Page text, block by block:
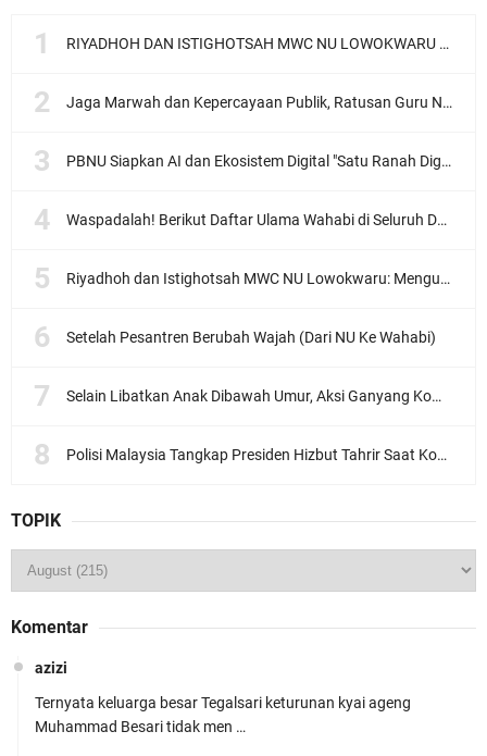
RIYADHOH DAN ISTIGHOTSAH MWC NU LOWOKWARU Menyambut Muktamar NU ke-35, Meneguhkan Sanad Laku Para Muassis
Jaga Marwah dan Kepercayaan Publik, Ratusan Guru Ngaji Kota Malang Serukan Deklarasi Ramah Anak
PBNU Siapkan AI dan Ekosistem Digital "Satu Ranah Digital untuk Ulama", Siap Diluncurkan dalam Waktu Dekat!
Waspadalah! Berikut Daftar Ulama Wahabi di Seluruh Dunia dan Karya-karyanya
Riyadhoh dan Istighotsah MWC NU Lowokwaru: Menguatkan Doa, Menjalin Ukhuwah Menyambut Muktamar NU ke-35
Setelah Pesantren Berubah Wajah (Dari NU Ke Wahabi)
Selain Libatkan Anak Dibawah Umur, Aksi Ganyang Komunis Jadi Sorotan Karena Ada Narasi Halal Sembelih Orang
Polisi Malaysia Tangkap Presiden Hizbut Tahrir Saat Konferensi Pers
TOPIK
Komentar
azizi
Ternyata keluarga besar Tegalsari keturunan kyai ageng
Muhammad Besari tidak men …